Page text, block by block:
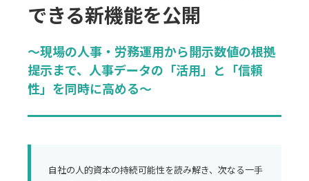
できる新機能を公開
〜現場の人事・労務運用から開示数値の根拠
提示まで、人事データの「活用」と「信頼
性」を同時に高める〜
自社の人的資本の持続可能性を読み解き、次なる一手